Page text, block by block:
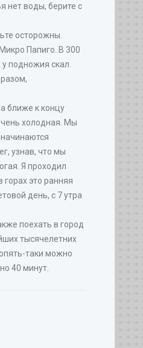
нет воды, берите с
осторожны.
Папиго. В 300
подножия скал.
ближе к концу
холодная. Мы
узнав, что мы
Я проходил
это ранняя
день, с 7 утра
поехать в город
тысячелетних
таки можно
40 минут.